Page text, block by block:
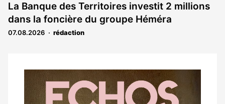
La Banque des Territoires investit 2 millions
dans la foncière du groupe Héméra
07.08.2026 rédaction
Notre
dernier